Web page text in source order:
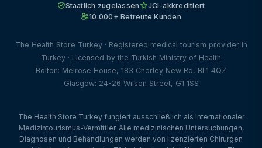
Staatlich zugelassen
JCI-akkreditiert
10.000+ Betreute Kunden
The Health Store Turkey · Registered medical tourism provider in
Turkey · Licensed by the Turkish Ministry of Health
Bolton: Melrose House, 183 Chorley New Rd, BL1 4QZ
Glasgow: 24-26 Wilson Street, G1 1SS
The Health Store Turkey fungiert ausschließlich als internationaler
Medizintourismus-Vermittler. Alle medizinischen Untersuchungen,
Diagnosen und Behandlungen werden von lizenzierten Chirurgen